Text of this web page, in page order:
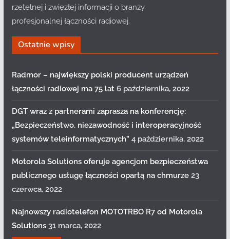
rzetelnej i zwięzłej informacji o branży
profesjonalnej łączności radiowej.
Ostatnie wpisy
Radmor – największy polski producent urządzeń
łączności radiowej ma 75 lat 6 października, 2022
DGT wraz z partnerami zaprasza na konferencję:
„Bezpieczeństwo, niezawodność i interoperacyjność
systemów teleinformatycznych” 4 października, 2022
Motorola Solutions oferuje agencjom bezpieczeństwa
publicznego usługę łączności opartą na chmurze 23
czerwca, 2022
Najnowszy radiotelefon MOTOTRBO R7 od Motorola
Solutions 31 marca, 2022